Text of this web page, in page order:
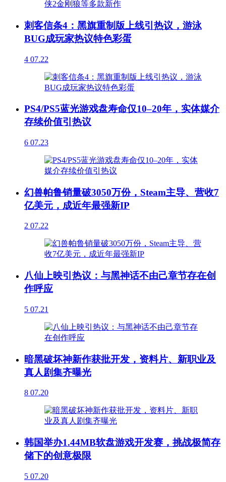
刺客信条4：黑旗重制版上线引热议，游泳
BUG成玩家热议特色彩蛋
4 07.22
PS4/PS5蓝光游戏盘寿命仅10–20年，实体媒介
存续价值引热议
6 07.23
幻兽帕鲁销量破3050万份，Steam主导、营收7
亿美元，成近年最强新IP
2 07.22
八仙上映引热议：与黑神话不由己章节存在创
作呼应
5 07.21
暗黑破坏神新作获批开发，资料片、新职业及
真人剧集齐曝光
8 07.20
韩国举办1.44MB软盘游戏开发赛，挑战极简存
储下的创意极限
5 07.20